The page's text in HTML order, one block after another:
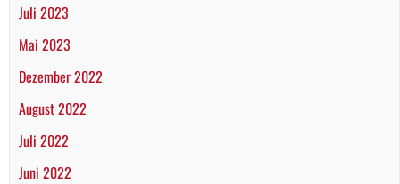
Juli 2023
Mai 2023
Dezember 2022
August 2022
Juli 2022
Juni 2022